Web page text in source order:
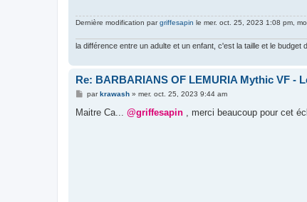
Dernière modification pargriffesapin le mer. oct. 25, 2023 1:08 pm,
la différence entre un adulte et un enfant, c'est la taille et le budget
Re: BARBARIANS OF LEMURIA Mythic VF -
M
s
parkrawash» mer. oct. 25, 2023 9:44 am
Maitre Ca... @griffesapin , merci beaucoup pour cet